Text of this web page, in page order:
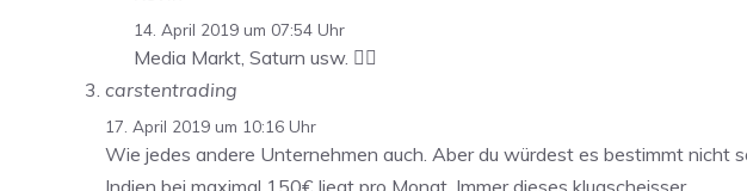
14. April 2019 um 07:54 Uhr
Media Markt, Saturn usw. 🤷‍♂️
carstentrading
17. April 2019 um 10:16 Uhr
Wie jedes andere Unternehmen auch. Aber du würdest es bestimmt nicht